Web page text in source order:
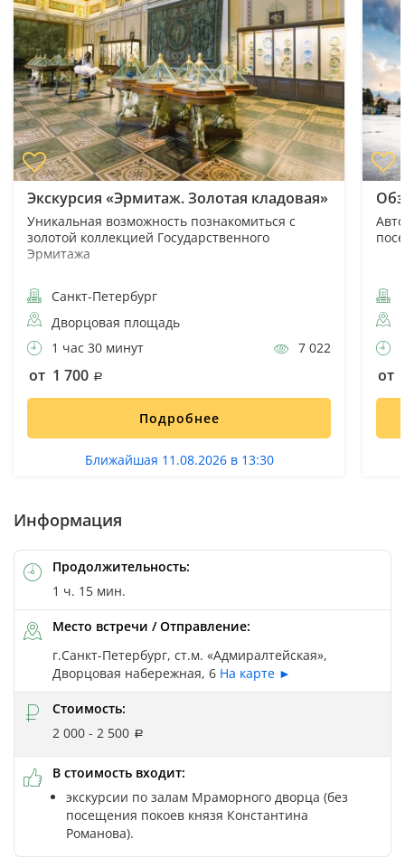
Экскурсия «Эрмитаж. Золотая кладовая»
Уникальная возможность познакомиться с
золотой коллекцией Государственного
Эрмитажа
Санкт-Петербург
Дворцовая площадь
1 час 30 минут
7 022
от 1 700
Подробнее
Ближайшая 11.08.2026 в 13:30
от
Информация
Продолжительность:
1 ч. 15 мин.
Место встречи / Отправление:
г.Санкт-Петербург, ст.м. «Адмиралтейская»,
Дворцовая набережная, 6 На карте ►
Стоимость:
2 000 - 2 500
В стоимость входит:
экскурсии по залам Мраморного дворца (без
посещения покоев князя Константина
Романова).